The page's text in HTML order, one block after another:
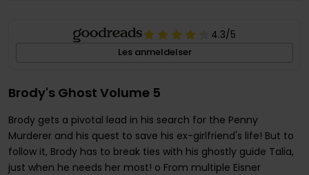
4.3/5
Les anmeldelser
Brody's Ghost Volume 5
Brody gets a pivotal lead in his search for the Penny
Murderer and his quest to save his ex-girlfriend's life! But to
follow it, Brody has to break ties with his ghostly guide Talia,
just when he needs her most! o From multiple Eisner